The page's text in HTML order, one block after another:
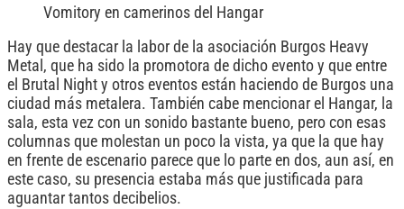
Vomitory en camerinos del Hangar
Hay que destacar la labor de la asociación Burgos Heavy
Metal, que ha sido la promotora de dicho evento y que entre
el Brutal Night y otros eventos están haciendo de Burgos una
ciudad más metalera. También cabe mencionar el Hangar, la
sala, esta vez con un sonido bastante bueno, pero con esas
columnas que molestan un poco la vista, ya que la que hay
en frente de escenario parece que lo parte en dos, aun así, en
este caso, su presencia estaba más que justificada para
aguantar tantos decibelios.